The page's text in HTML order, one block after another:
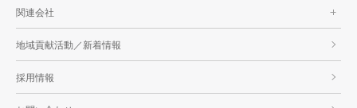
フィットネス
飲食店＆エンタメ
太陽光発電
ジャンボマックス浜乃木店
ジャンボパレス店
ジャンボマックスブロス店
関連会社
AGS
トレンド
地域貢献活動／新着情報
採用情報